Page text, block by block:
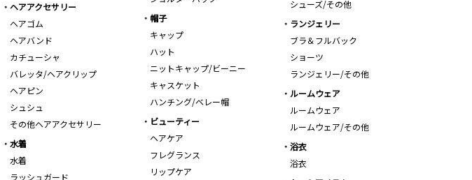
シューズ/その他
ヘアアクセサリー
ヘアゴム
ヘアバンド
カチューシャ
バレッタ/ヘアクリップ
ヘアピン
シュシュ
その他ヘアアクセサリー
帽子
キャップ
ハット
ニットキャップ/ビーニー
キャスケット
ハンチング/ベレー帽
ランジェリー
ブラ＆フルバック
ショーツ
ランジェリー/その他
ルームウェア
ルームウェア
ルームウェア/その他
ビューティー
ヘアケア
フレグランス
リップケア
水着
水着
ラッシュガード
浴衣
浴衣